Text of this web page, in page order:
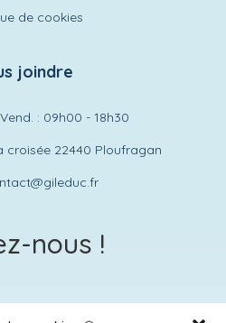
de cookies
joindre
: 09h00 - 18h30
croisée 22440 Ploufragan
nous !